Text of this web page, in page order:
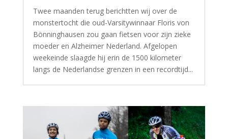
Twee maanden terug berichtten wij over de
monstertocht die oud-Varsitywinnaar Floris von
Bönninghausen zou gaan fietsen voor zijn zieke
moeder en Alzheimer Nederland. Afgelopen
weekeinde slaagde hij erin de 1500 kilometer
langs de Nederlandse grenzen in een recordtijd...